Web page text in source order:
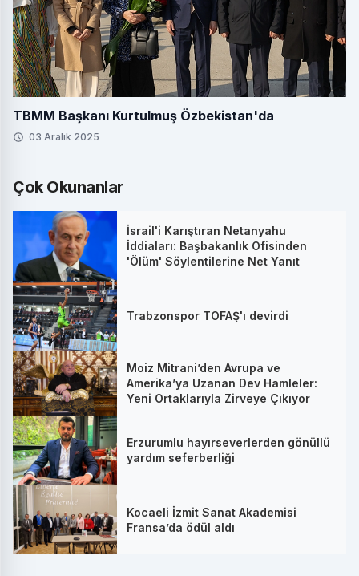
TBMM Başkanı Kurtulmuş Özbekistan'da
03 Aralık 2025
Çok Okunanlar
İsrail'i Karıştıran Netanyahu
İddiaları: Başbakanlık Ofisinden
'Ölüm' Söylentilerine Net Yanıt
Trabzonspor TOFAŞ'ı devirdi
Moiz Mitrani’den Avrupa ve
Amerika’ya Uzanan Dev Hamleler:
Yeni Ortaklarıyla Zirveye Çıkıyor
Erzurumlu hayırseverlerden gönüllü
yardım seferberliği
Kocaeli İzmit Sanat Akademisi
Fransa’da ödül aldı